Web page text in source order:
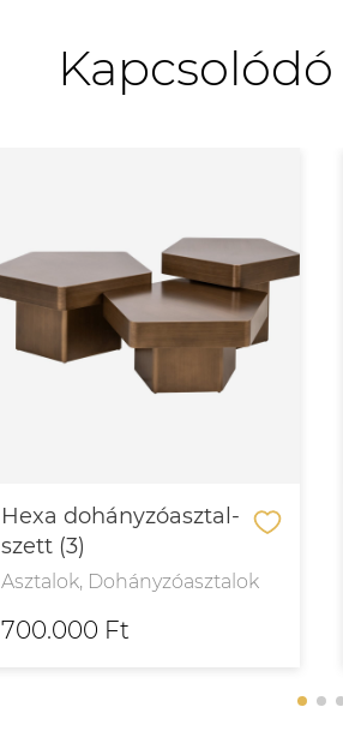
Kapcsolódó
Hexa dohányzóasztal-
szett (3)
Asztalok, Dohányzóasztalok
700.000 Ft